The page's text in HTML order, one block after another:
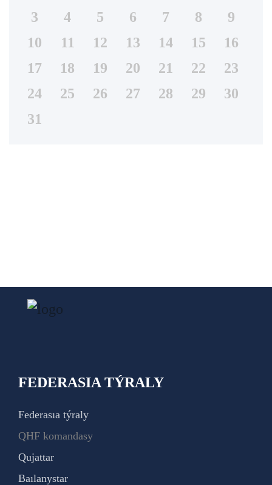
3
4 5 6 7 8
9
10
11 12 13 14 15
16
17
18 19 20 21 22
23
24
25 26 27 28 29
30
31
FEDERASIA TÝRALY
Federasıa týraly
QHF komandasy
Qujattar
Baılanystar